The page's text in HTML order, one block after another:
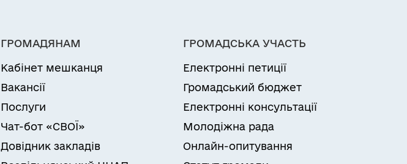
ГРОМАДЯНАМ
Кабінет мешканця
Вакансії
Послуги
Чат-бот «СВОЇ»
Довідник закладів
ГРОМАДСЬКА УЧАСТЬ
Електронні петиції
Громадський бюджет
Електронні консультації
Молодіжна рада
Онлайн-опитування